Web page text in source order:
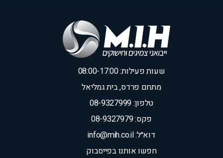
שעות פעילות: 08:00-17:00
מתחם פרדס, בית גמליאל
טלפון: 08-9327999
פקס: 08-9327979
דוא״ל: info@mih.co.il
חפשו אותנו בפייסבוק